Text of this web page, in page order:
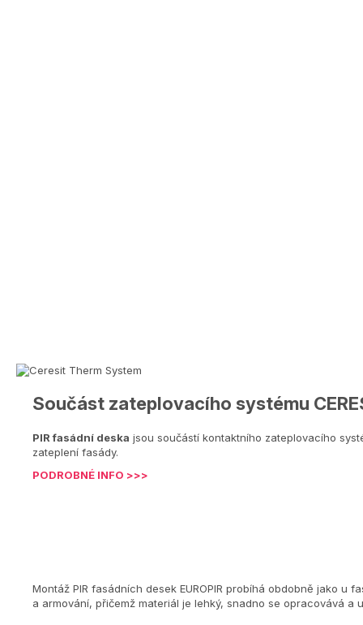
Součást zateplovacího systému
PIR fasádní deska jsou součástí kontaktního zateplovacího
zateplení fasády.
PODROBNÉ INFO >>>
Montáž PIR fasádních desek EUROPIR probíhá obdobně jako
a armování, přičemž materiál je lehký, snadno se opracovává a